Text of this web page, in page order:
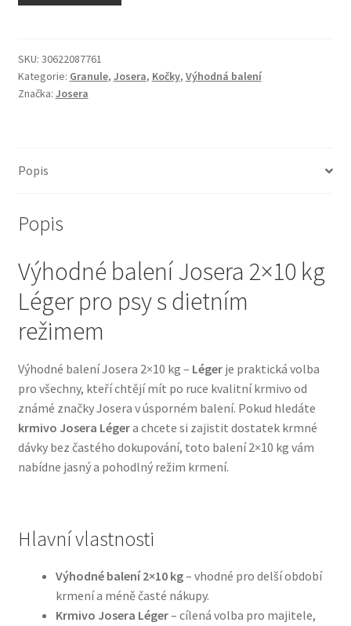
Odpočívadla pro kočky
Pamlsky pro kočky
Škrabadla pro kočky
Veterinární dieta pro kočky
Vše pro psy — Krmivo, doplňky, vybavení
Bozita pro psy — Švédské krmivo s nordickou kvalitou
Brit pro psy
Granule pro psy
přírodními složkami
Happy Dog — Německá kvalita a přirozené složení
Hill’s pro psy
SKU: 30622087761
Kategorie: Granule, Josera, Kočky, Výhodná balení
Značka: Josera
Popis
Popis
Výhodné balení Josera 2×10 kg
Léger pro psy s dietním
režimem
Výhodné balení Josera 2×10 kg – Légerje praktická volba
pro všechny, kteří chtějí mít po ruce kvalitní krmivo od
známé značky Josera v úsporném balení. Pokud hledáte
krmivo Josera Légera chcete si zajistit dostatek krmné
dávky bez častého dokupování, toto balení 2×10 kg vám
nabídne jasný a pohodlný režim krmení.
Hlavní vlastnosti
Výhodné balení 2×10 kg– vhodné pro delší období
krmení a méně časté nákupy.
Krmivo Josera Léger– cílená volba pro majitele,